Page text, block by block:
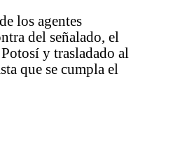
los agentes
del señalado, el
y trasladado al
que se cumpla el